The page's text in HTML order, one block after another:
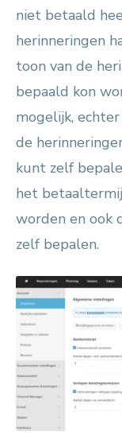
niet betaald
herinneringen
toon van de
bepaald kon
mogelijk,
de
kunt zelf
het
worden en ook
zelf bepalen.